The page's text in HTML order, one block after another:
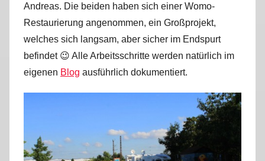
Andreas. Die beiden haben sich einer Womo-
Restaurierung angenommen, ein Großprojekt,
welches sich langsam, aber sicher im Endspurt
befindet 😉 Alle Arbeitsschritte werden natürlich im
eigenen Blog ausführlich dokumentiert.